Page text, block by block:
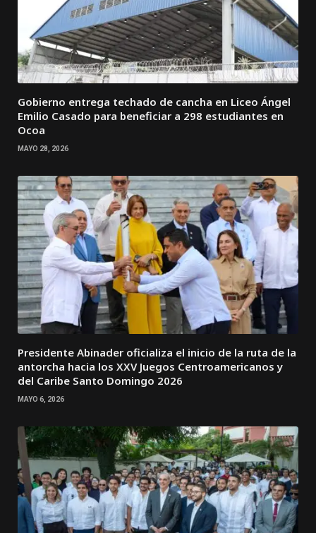
Gobierno entrega techado de cancha en Liceo Ángel
Emilio Casado para beneficiar a 298 estudiantes en
Ocoa
MAYO 28, 2026
Presidente Abinader oficializa el inicio de la ruta de la
antorcha hacia los XXV Juegos Centroamericanos y
del Caribe Santo Domingo 2026
MAYO 6, 2026